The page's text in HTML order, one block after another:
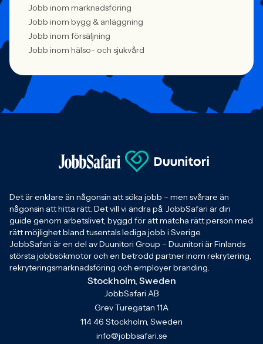
Jobb inom marknadsföring
Jobb inom bygg & anläggning
Jobb inom försäljning
Jobb inom hälso- och sjukvård
Det är enklare än någonsin att söka jobb – men svårare än
någonsin att hitta rätt. Det vill vi ändra på. JobbSafari är din
guide genom arbetslivet, byggd för att matcha rätt person med
rätt möjlighet bland tusentals lediga jobb i Sverige.
JobbSafari är en del av Duunitori Group – Duunitori är Finlands
största jobbsökmotor och en betrodd partner inom rekrytering,
rekryteringsmarknadsföring och employer branding.
Stockholm, Sweden
JobbSafari AB
Grev Turegatan 11A
114 46 Stockholm, Sweden
info@jobbsafari.se